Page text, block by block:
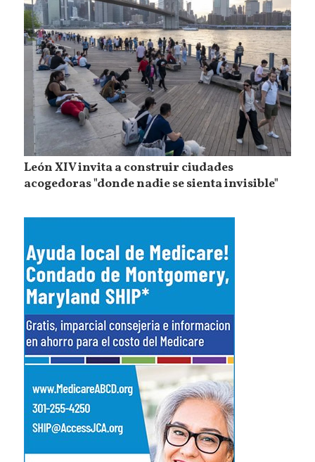
León XIV invita a construir ciudades
acogedoras "donde nadie se sienta invisible"